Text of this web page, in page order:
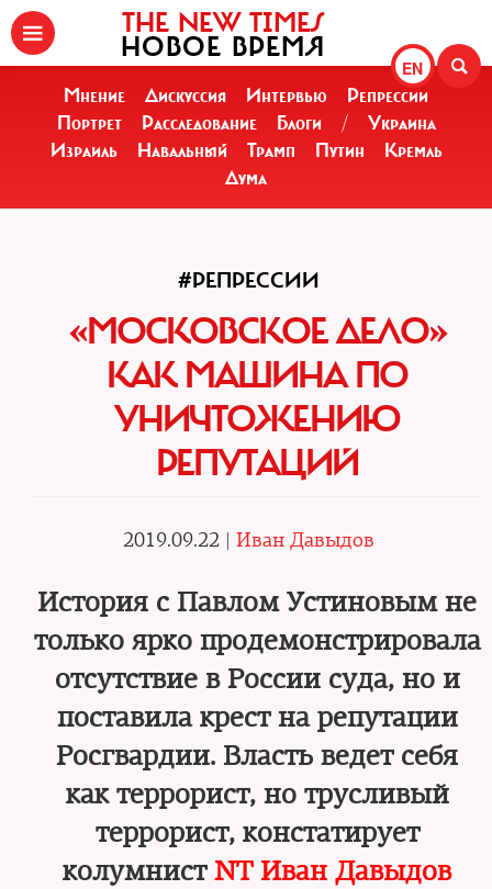
EN
THE NEW TIMES
НОВОЕ ВРЕМЯ
Мнение Дискуссия Интервью
Репрессии
Портрет
Расследование Блоги /
Украина
Израиль
Навальный Трамп Путин
Кремль
Дума
#РЕПРЕССИИ
«МОСКОВСКОЕ ДЕЛО»
КАК МАШИНА ПО
УНИЧТОЖЕНИЮ
РЕПУТАЦИЙ
2019.09.22 | Иван Давыдов
История с Павлом Устиновым не
только ярко продемонстрировала
отсутствие в России суда, но и
поставила крест на репутации
Росгвардии. Власть ведет себя
как террорист, но трусливый
террорист, констатирует
колумнист NT Иван Давыдов